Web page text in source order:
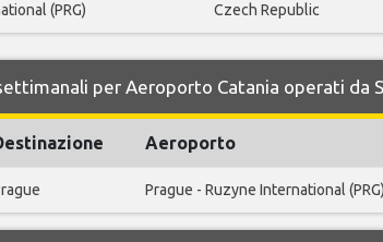
(PRG) Czech Republic
per Aeroporto Catania operati da
Aeroporto
Prague - Ruzyne International (PRG)